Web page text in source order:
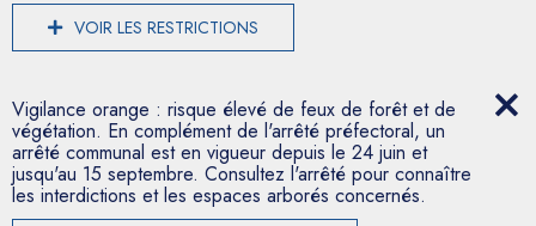
VOIR LES RESTRICTIONS
Vigilance orange : risque élevé de feux de forêt et de
végétation. En complément de l'arrêté préfectoral, un
arrêté communal est en vigueur depuis le 24 juin et
jusqu'au 15 septembre. Consultez l'arrêté pour connaître
les interdictions et les espaces arborés concernés.